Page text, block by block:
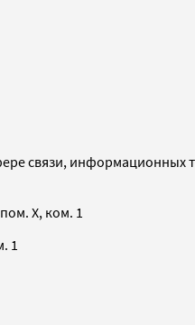
связи,
X, ком. 1
1